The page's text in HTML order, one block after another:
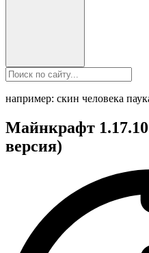
например: скин человека
Майнкрафт
версия)